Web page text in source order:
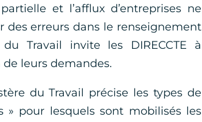
et l’afflux d’entreprises ne
des erreurs dans le renseignement
Travail invite les DIRECCTE à
leurs demandes.
du Travail précise les types de
» pour lesquels sont mobilisés les